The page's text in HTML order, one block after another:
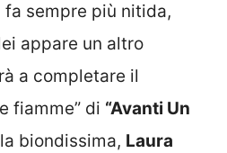
fa sempre più nitida,
appare un altro
a completare il
fiamme” di “Avanti Un
biondissima, Laura